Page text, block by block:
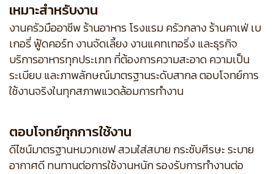
เหมาะสำหรับงาน
งานครัวมืออาชีพ ร้านอาหาร โรงแรม ครัวกลาง ร้านคาเฟ่ เบ
เกอรี่ ฟู้ดคอร์ท งานจัดเลี้ยง งานแคทเทอริ่ง และธุรกิจ
บริการอาหารทุกประเภท ที่ต้องการความสะอาด ความเป็น
ระเบียบ และภาพลักษณ์มาตรฐานระดับสากล ตอบโจทย์การ
ใช้งานจริงในทุกสภาพแวดล้อมการทำงาน
ตอบโจทย์ทุกการใช้งาน
ดีไซน์มาตรฐานหมวกเชฟ สวมใส่สบาย กระชับศีรษะ ระบาย
อากาศดี ทนทานต่อการใช้งานหนัก รองรับการทำงานต่อ